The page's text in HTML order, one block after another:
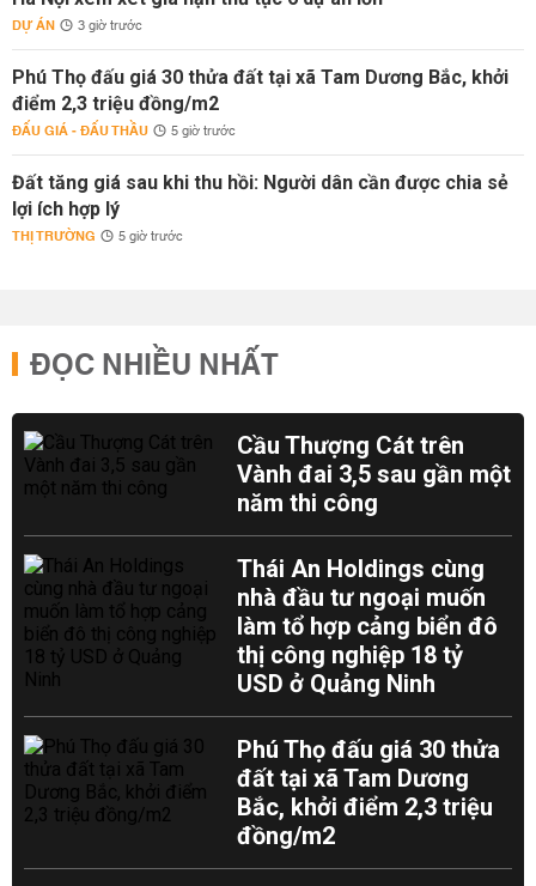
DỰ ÁN 3 giờ trước
Phú Thọ đấu giá 30 thửa đất tại xã Tam Dương Bắc, khởi
điểm 2,3 triệu đồng/m2
ĐẤU GIÁ - ĐẤU THẦU 5 giờ trước
Đất tăng giá sau khi thu hồi: Người dân cần được chia sẻ
lợi ích hợp lý
THỊ TRƯỜNG 5 giờ trước
ĐỌC NHIỀU NHẤT
Cầu Thượng Cát trên
Vành đai 3,5 sau gần một
năm thi công
Thái An Holdings cùng
nhà đầu tư ngoại muốn
làm tổ hợp cảng biển đô
thị công nghiệp 18 tỷ
USD ở Quảng Ninh
Phú Thọ đấu giá 30 thửa
đất tại xã Tam Dương
Bắc, khởi điểm 2,3 triệu
đồng/m2